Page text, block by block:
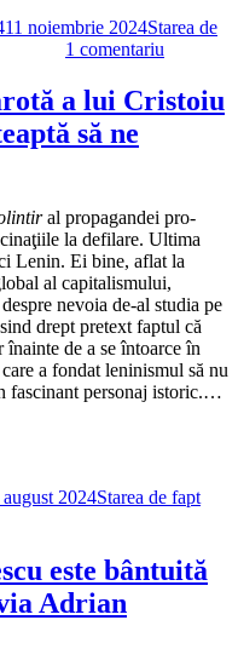
11 noiembrie 2024Starea de
1 comentariu
şi
osanale
Soşoacă
şi
Simion
pe
umerii
stafiei
lui
a lui Cristoiu
să ne
al propagandei pro-
la defilare. Ultima
Lenin. Ei bine, aflat la
al capitalismului,
nevoia de-al studia pe
drept pretext faptul că
de a se întoarce în
a fondat leninismul să nu
fascinant personaj istoric.…
august 2024Starea de fapt
este bântuită
Adrian